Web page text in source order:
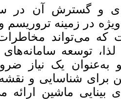
در سطح جهانی،
و سهل‌انگاری
جدی برای
کارآمد برای
نیاز ضروری احساس
نقشه‌برداری مواد
ارائه می‌دهد. هدف